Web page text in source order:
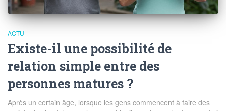
ACTU
Existe-il une possibilité de
relation simple entre des
personnes matures ?
Après un certain âge, lorsque les gens commencent à faire des